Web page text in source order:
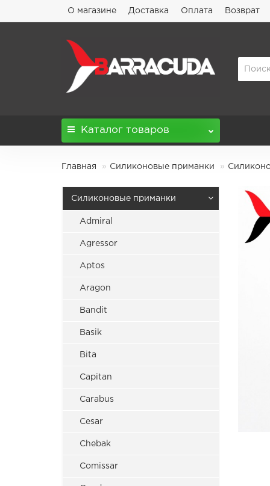
О магазине Доставка Оплата Возврат
Каталог товаров
Главная Силиконовые приманки
Силиконовые приманки
Admiral
Agressor
Aptos
Aragon
Bandit
Basik
Bita
Capitan
Carabus
Cesar
Chebak
Comissar